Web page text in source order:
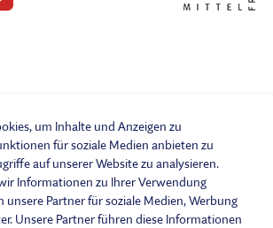
um Inhalte und Anzeigen zu
für soziale Medien anbieten zu
auf unserer Website zu analysieren.
Informationen zu Ihrer Verwendung
unsere Partner für soziale Medien, Werbung
Unsere Partner führen diese Informationen